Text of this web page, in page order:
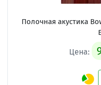
Полочная акустика
Цена: